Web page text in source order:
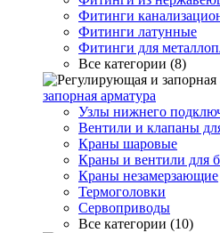
Фитинги
Фитинги латунные
Фитинги для
Все категории (8)
запорная арматура
Узлы нижнего
Вентили и клапаны
Краны шаровые
Краны и вентили для
Краны незамерзающие
Термоголовки
Сервоприводы
Все категории (10)